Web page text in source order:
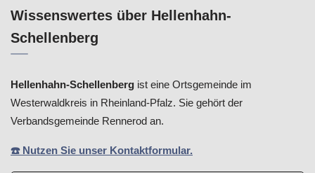
Wissenswertes über Hellenhahn-
Schellenberg
Hellenhahn-Schellenberg ist eine Ortsgemeinde im
Westerwaldkreis in Rheinland-Pfalz. Sie gehört der
Verbandsgemeinde Rennerod an.
☎️ Nutzen Sie unser Kontaktformular.